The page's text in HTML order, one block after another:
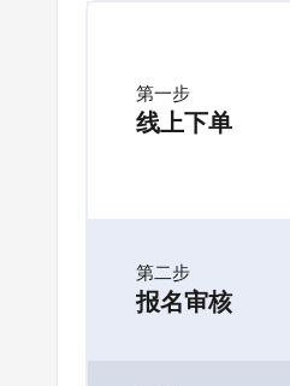
第一步
线上下单
第二步
报名审核